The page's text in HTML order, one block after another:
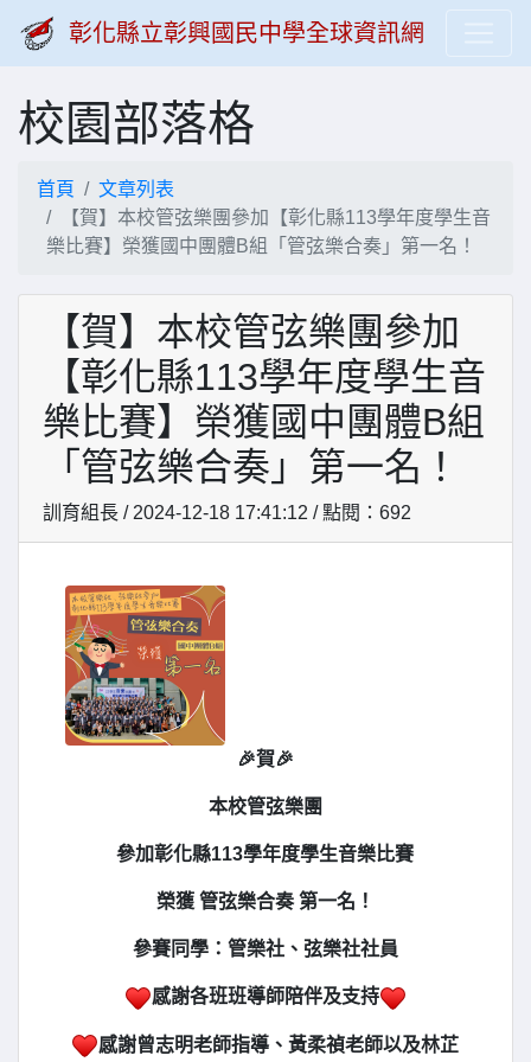
彰化縣立彰興國民中學全球資訊網
校園部落格
首頁
文章列表
【賀】本校管弦樂團參加【彰化縣113學年度學生音
樂比賽】榮獲國中團體B組「管弦樂合奏」第一名！
【賀】本校管弦樂團參加
【彰化縣113學年度學生音
樂比賽】榮獲國中團體B組
「管弦樂合奏」第一名！
訓育組長 / 2024-12-18 17:41:12 / 點閱：692
🎉賀🎉
本校管弦樂團
參加彰化縣113學年度學生音樂比賽
榮獲 管弦樂合奏 第一名！
參賽同學：管樂社、弦樂社社員
感謝各班班導師陪伴及支持
感謝曾志明老師指導、黃柔禎老師以及林芷